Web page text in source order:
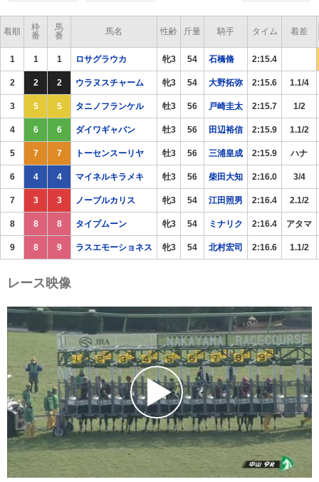
着順
枠
番
馬
番
馬名 性齢 斤量 騎手 タイム 着差
1 1 1 ロサグラウカ 牝3 54 石橋脩 2:15.4
2 2 2 ウラヌスチャーム 牝3 54 大野拓弥 2:15.6 1.1/4
3 5 5 タニノフランケル 牡3 56 戸崎圭太 2:15.7 1/2
4 6 6 ダイワギャバン 牡3 56 田辺裕信 2:15.9 1.1/2
5 7 7 トーセンスーリヤ 牡3 56 三浦皇成 2:15.9 ハナ
6 4 4 マイネルキラメキ 牡3 56 柴田大知 2:16.0 3/4
7 3 3 ノーブルカリス 牝3 54 江田照男 2:16.4 2.1/2
8 8 8 タイプムーン 牝3 54 ミナリク 2:16.4 アタマ
9 8 9 ラスエモーショネス 牝3 54 北村宏司 2:16.6 1.1/2
レース映像